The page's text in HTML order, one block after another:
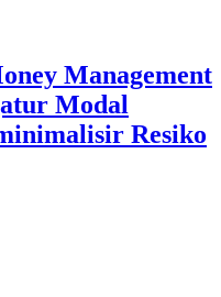
Management
Modal
Resiko